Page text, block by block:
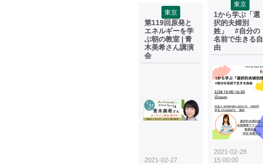
東京
第119回原発と
エネルギーを学
ぶ朝の教室 | 青
木美希さん講演
会
2021-02-27
東京
1から学ぶ「選
択的夫婦別
姓」 #自分の
名前で生きる自
由
2021-02-28
15:00:00